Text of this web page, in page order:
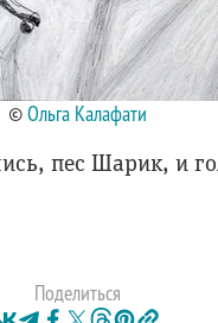
©Ольга Калафати
пес Шарик, и
Поделиться